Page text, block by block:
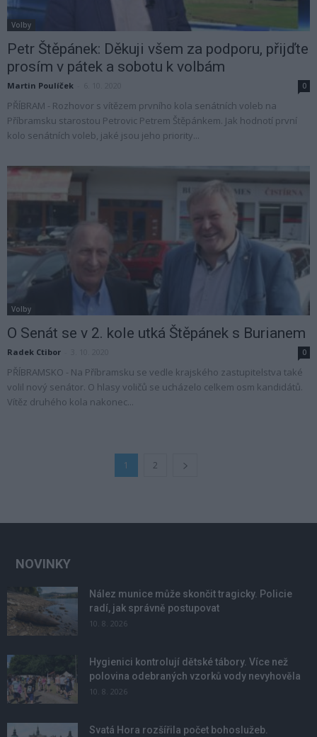
Volby
Petr Štěpánek: Děkuji všem za podporu, přijďte
prosím v pátek a sobotu k volbám
Martin Poulíček 0
PŘÍBRAM - Rozhovor s vítězem prvního kola senátních voleb na
Příbramsku starostou Petrovic Petrem Štěpánkem. Jak hodnotí první
kolo senátních voleb, jaké jsou jeho priority...
Volby
O Senát se v 2. kole utká Štěpánek s Burianem
Radek Ctibor 0
PŘÍBRAMSKO - Na Příbramsku se vedle krajského zastupitelstva také
volil nový senátor. O hlasy voličů se ucházelo celkem osm kandidátů.
Vítěz druhého kola nakonec...
1 2
NOVINKY
Nález munice může skončit tragicky. Policie
radí, jak správně postupovat
10. 8. 2026
Hygienici kontrolují dětské tábory. Více než
polovina odebraných vzorků vody nevyhověla
10. 8. 2026
Svatá Hora rozšířila počet bohoslužeb.